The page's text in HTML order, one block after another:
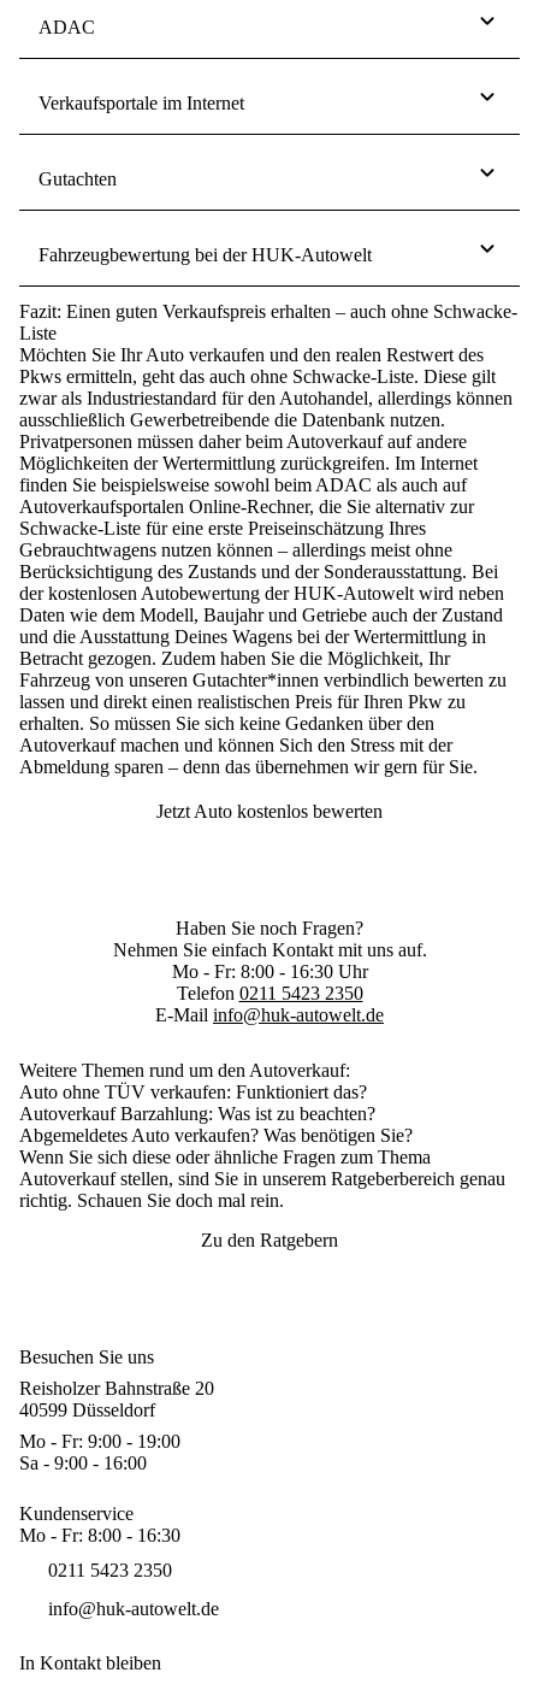
ADAC
Verkaufsportale im Internet
Gutachten
Fahrzeugbewertung bei der HUK-Autowelt
Fazit: Einen guten Verkaufspreis erhalten – auch ohne Schwacke-
Liste
Möchten Sie Ihr Auto verkaufen und den realen Restwert des
Pkws ermitteln, geht das auch ohne Schwacke-Liste. Diese gilt
zwar als Industriestandard für den Autohandel, allerdings können
ausschließlich Gewerbetreibende die Datenbank nutzen.
Privatpersonen müssen daher beim Autoverkauf auf andere
Möglichkeiten der Wertermittlung zurückgreifen. Im Internet
finden Sie beispielsweise sowohl beim ADAC als auch auf
Autoverkaufsportalen Online-Rechner, die Sie alternativ zur
Schwacke-Liste für eine erste Preiseinschätzung Ihres
Gebrauchtwagens nutzen können – allerdings meist ohne
Berücksichtigung des Zustands und der Sonderausstattung. Bei
der kostenlosen Autobewertung der HUK-Autowelt wird neben
Daten wie dem Modell, Baujahr und Getriebe auch der Zustand
und die Ausstattung Deines Wagens bei der Wertermittlung in
Betracht gezogen. Zudem haben Sie die Möglichkeit, Ihr
Fahrzeug von unseren Gutachter*innen verbindlich bewerten zu
lassen und direkt einen realistischen Preis für Ihren Pkw zu
erhalten. So müssen Sie sich keine Gedanken über den
Autoverkauf machen und können Sich den Stress mit der
Abmeldung sparen – denn das übernehmen wir gern für Sie.
Jetzt Auto kostenlos bewerten
Haben Sie noch Fragen?
Nehmen Sie einfach Kontakt mit uns auf.
Mo - Fr: 8:00 - 16:30 Uhr
Telefon 0211 5423 2350
E-Mail info@huk-autowelt.de
Weitere Themen rund um den Autoverkauf:
Auto ohne TÜV verkaufen: Funktioniert das?
Autoverkauf Barzahlung: Was ist zu beachten?
Abgemeldetes Auto verkaufen? Was benötigen Sie?
Wenn Sie sich diese oder ähnliche Fragen zum Thema
Autoverkauf stellen, sind Sie in unserem Ratgeberbereich genau
richtig. Schauen Sie doch mal rein.
Zu den Ratgebern
Besuchen Sie uns
Reisholzer Bahnstraße 20
40599 Düsseldorf
Mo - Fr: 9:00 - 19:00
Sa - 9:00 - 16:00
Kundenservice
Mo - Fr: 8:00 - 16:30
0211 5423 2350
info@huk-autowelt.de
In Kontakt bleiben